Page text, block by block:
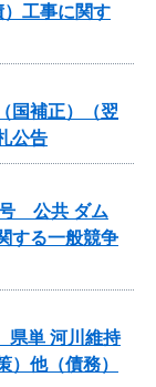
工事に関す
国補正）（翌
公告
号 公共 ダム
する一般競争
県単 河川維持
他（債務）